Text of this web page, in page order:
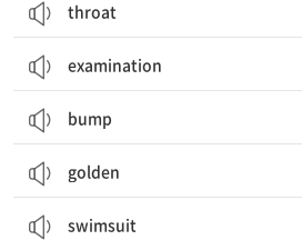
throat
examination
bump
golden
swimsuit